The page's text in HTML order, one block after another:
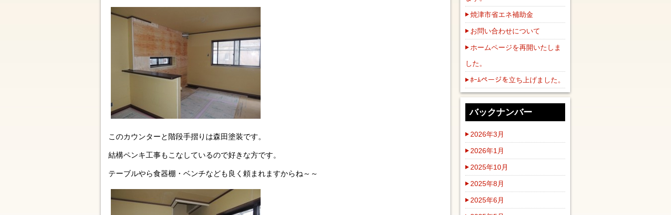
このカウンターと階段手摺りは森田塗装です。
結構ペンキ工事もこなしているので好きな方です。
テーブルやら食器棚・ベンチなども良く頼まれますからね～～
焼津市省エネ補助金
お問い合わせについて
ホームページを再開いたしま
した。
ﾎｰﾑページを立ち上げました。
バックナンバー
2026年3月
2026年1月
2025年10月
2025年8月
2025年6月